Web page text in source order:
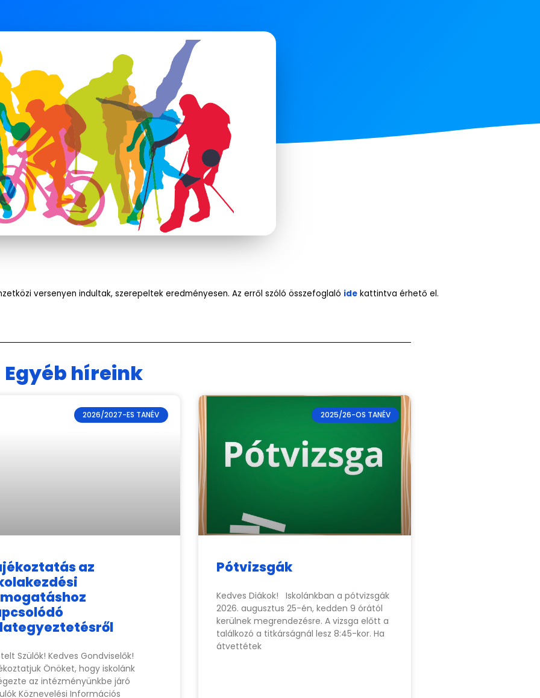
versenyen indultak, szerepeltek eredményesen. Az erről szóló összefoglaló ide kattintva érhető el.
Egyéb híreink
2026/2027-ES TANÉV
az
Szülők! Kedves Gondviselők!
Önöket, hogy iskolánk
az intézményünkbe járó
Köznevelési Információs
2025/26-OS TANÉV
Pótvizsgák
Kedves Diákok! Iskolánkban a pótvizsgák
2026. augusztus 25-én, kedden 9 órától
kerülnek megrendezésre. A vizsga előtt a
találkozó a titkárságnál lesz 8:45-kor. Ha
átvettétek